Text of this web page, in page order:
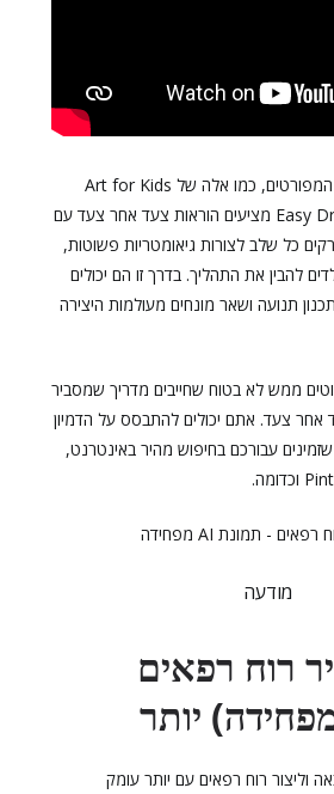
היתרון הוא שהמדריכים המפורטים, כמו אלה של Art for Kids
Hub ו-Easy Drawing Guides מציעים הוראות צעד אחר צעד עם
כל שלב לצורות גיאומטריות פשוטות,
להבין את התהליך. בדרך זו הם יכולים
תנועה ושאר מונחים מעולמות היצירה
ממש לא בטוח שחייבים מדריך שמסביר
אחר צעד. אתם יכולים להתבסס על הדמיון
עבורכם בחיפוש מהיר באינטרנט,
מודעה
רוח רפאים
יותר
וליצור רוח רפאים עם יותר עומק